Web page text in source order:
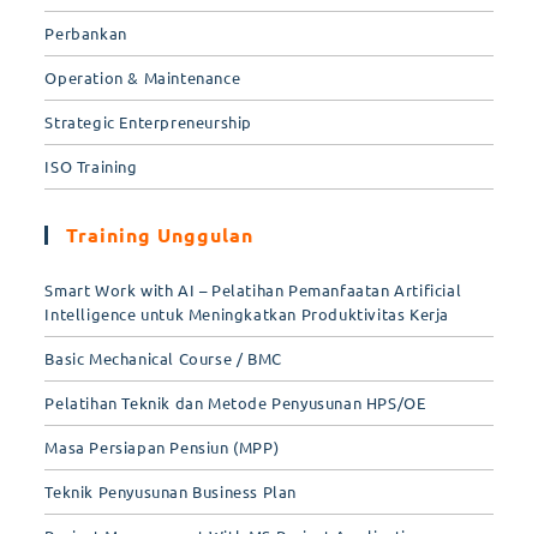
Perbankan
Operation & Maintenance
Strategic Enterpreneurship
ISO Training
Training Unggulan
Smart Work with AI – Pelatihan Pemanfaatan Artificial
Intelligence untuk Meningkatkan Produktivitas Kerja
Basic Mechanical Course / BMC
Pelatihan Teknik dan Metode Penyusunan HPS/OE
Masa Persiapan Pensiun (MPP)
Teknik Penyusunan Business Plan